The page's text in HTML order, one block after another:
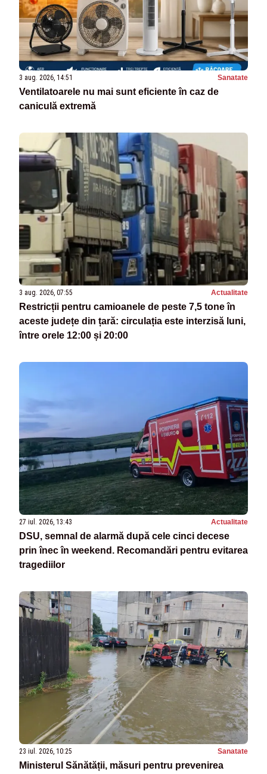
3 aug. 2026, 14:51 Sanatate
Ventilatoarele nu mai sunt eficiente în caz de
caniculă extremă
3 aug. 2026, 07:55 Actualitate
Restricții pentru camioanele de peste 7,5 tone în
aceste județe din țară: circulația este interzisă luni,
între orele 12:00 și 20:00
27 iul. 2026, 13:43 Actualitate
DSU, semnal de alarmă după cele cinci decese
prin înec în weekend. Recomandări pentru evitarea
tragediilor
23 iul. 2026, 10:25 Sanatate
Ministerul Sănătății, măsuri pentru prevenirea